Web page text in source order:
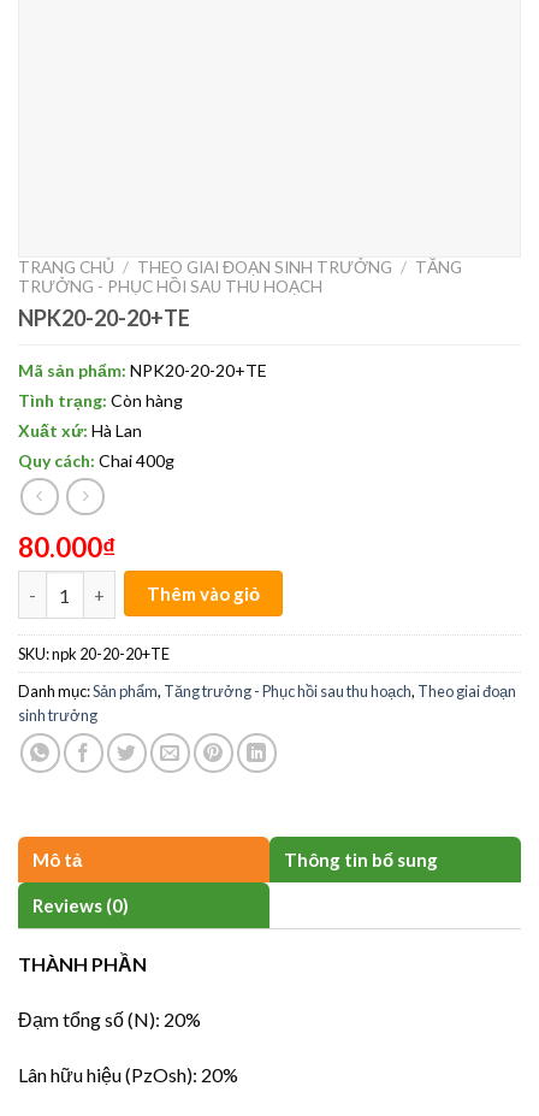
TRANG CHỦ / THEO GIAI ĐOẠN SINH TRƯỞNG / TĂNG
TRƯỞNG - PHỤC HỒI SAU THU HOẠCH
NPK20-20-20+TE
Mã sản phẩm: NPK20-20-20+TE
Tình trạng: Còn hàng
Xuất xứ: Hà Lan
Quy cách: Chai 400g
80.000₫
NPK20-20-20+TE quantity
Thêm vào giỏ
SKU:npk 20-20-20+TE
Danh mục:Sản phẩm, Tăng trưởng - Phục hồi sau thu hoạch, Theo giai đoạn
sinh trưởng
Mô tả Thông tin bổ sung
Reviews (0)
THÀNH PHẦN
Đạm tổng số (N): 20%
Lân hữu hiệu (PzOsh): 20%